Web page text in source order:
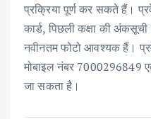
प्रक्रिया पूर्ण कर सकते हैं।
कार्ड, पिछली कक्षा की
नवीनतम फोटो आवश्यक हैं।
मोबाइल नंबर 7000296849
जा सकता है।